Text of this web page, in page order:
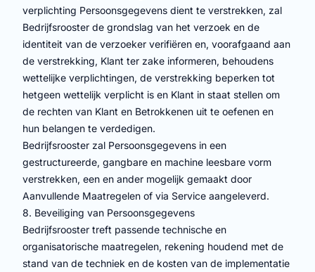
verplichting Persoonsgegevens dient te verstrekken, zal
Bedrijfsrooster de grondslag van het verzoek en de
identiteit van de verzoeker verifiëren en, voorafgaand aan
de verstrekking, Klant ter zake informeren, behoudens
wettelijke verplichtingen, de verstrekking beperken tot
hetgeen wettelijk verplicht is en Klant in staat stellen om
de rechten van Klant en Betrokkenen uit te oefenen en
hun belangen te verdedigen.
Bedrijfsrooster zal Persoonsgegevens in een
gestructureerde, gangbare en machine leesbare vorm
verstrekken, een en ander mogelijk gemaakt door
Aanvullende Maatregelen of via Service aangeleverd.
8. Beveiliging van Persoonsgegevens
Bedrijfsrooster treft passende technische en
organisatorische maatregelen, rekening houdend met de
stand van de techniek en de kosten van de implementatie